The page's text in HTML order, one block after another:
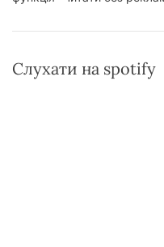
Слухати на spotify